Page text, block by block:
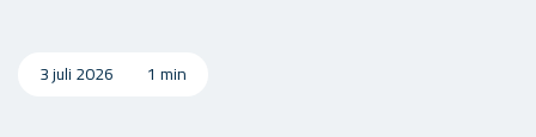
3 juli 2026 1 min